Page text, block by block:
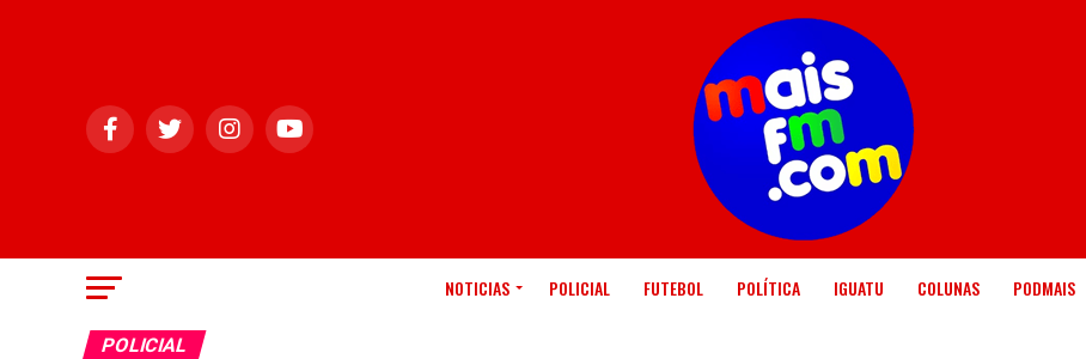
NOTICIAS POLICIAL FUTEBOL POLÍTICA IGUATU COLUNAS PODMAIS
POLICIAL